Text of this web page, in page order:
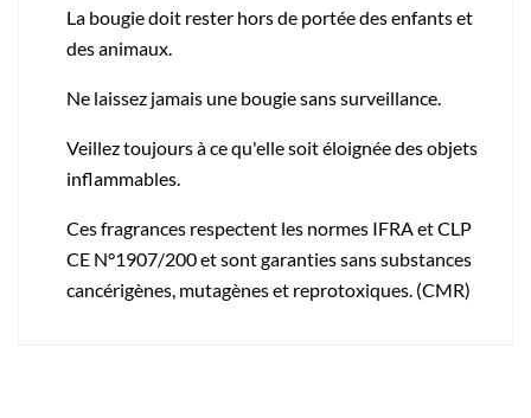
La bougie doit rester hors de portée des enfants et
des animaux.
Ne laissez jamais une bougie sans surveillance.
Veillez toujours à ce qu'elle soit éloignée des objets
inflammables.
Ces fragrances respectent les normes IFRA et CLP
CE N°1907/200 et sont garanties sans substances
cancérigènes, mutagènes et reprotoxiques. (CMR)